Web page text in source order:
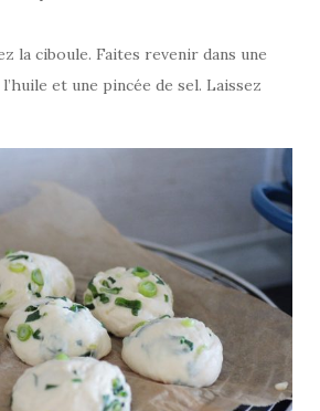
la ciboule. Faites revenir dans une
et une pincée de sel. Laissez